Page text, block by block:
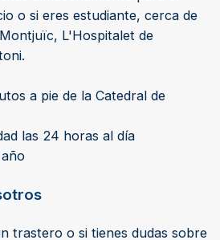
o si eres estudiante, cerca de
L'Hospitalet de
a pie de la Catedral de
las 24 horas al día
trastero o si tienes dudas sobre